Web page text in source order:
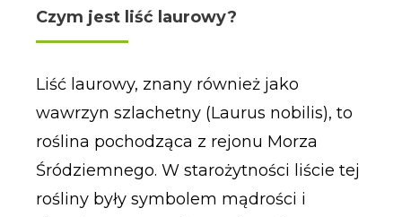
Czym jest liść laurowy?
Liść laurowy, znany również jako
wawrzyn szlachetny (Laurus nobilis), to
roślina pochodząca z rejonu Morza
Śródziemnego. W starożytności liście tej
rośliny były symbolem mądrości i